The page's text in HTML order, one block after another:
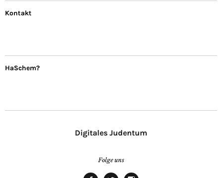
Kontakt
HaSchem?
Digitales Judentum
Folge uns